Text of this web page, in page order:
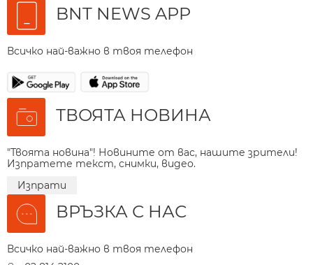
BNT NEWS APP
Всичко най-важно в твоя телефон
ТВОЯТА НОВИНА
"Твоята новина"! Новините от вас, нашите зрители!
Изпратете текст, снимки, видео.
Изпрати
ВРЪЗКА С НАС
Всичко най-важно в твоя телефон